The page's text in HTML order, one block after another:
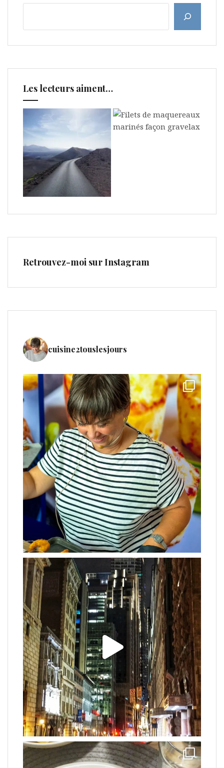
Les lecteurs aiment…
Retrouvez-moi sur Instagram
cuisine2touslesjours